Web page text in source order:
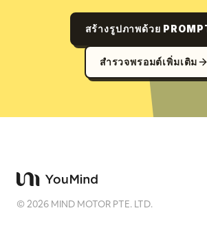
สร้างรูปภาพด้วย
สำรวจพรอมต์เพิ่มเติม
©2026 MIND MOTOR PTE. LTD.